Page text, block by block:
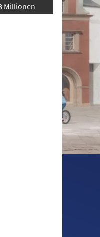
Millionen